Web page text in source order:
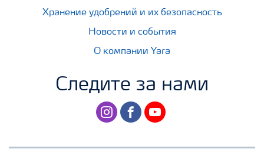
Хранение удобрений и их безопасность
Новости и события
О компании Yara
Следите за нами
instagramfacebookyoutube